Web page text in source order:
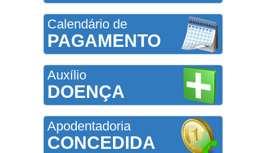
Calendário de
PAGAMENTO
Auxílio
DOENÇA
Apodentadoria
CONCEDIDA